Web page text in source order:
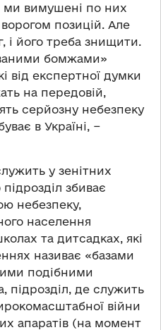
ми вимушені по них
позицій. Але
і його треба знищити.
бомжами»
від експертної думки
на передовій,
серйозну небезпеку
в Україні, −
у зенітних
збиває
небезпеку,
населення
та дитсадках, які
називає «базами
подібними
підрозділ, де служить
війни
апаратів (на момент